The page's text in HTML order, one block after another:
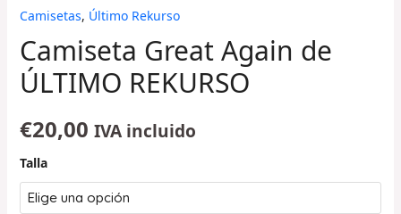
Camisetas, Último Rekurso
Camiseta Great Again de
ÚLTIMO REKURSO
€20,00 IVA incluido
Talla